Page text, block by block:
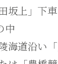
坂上」下
中
海道沿い